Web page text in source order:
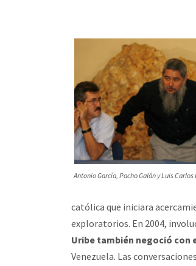
Antonio García, Pacho Galán y Luis
católica que iniciara
exploratorios. En 2004,
Uribe también negoció con
Venezuela. Las